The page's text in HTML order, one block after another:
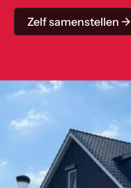
Zelf samenstellen →